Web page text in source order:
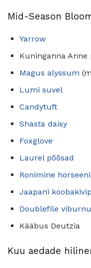
Mid-Season
Yarrow
Kuninganna Anne
Magus alyssum
Lumi suvel
Candytuft
Shasta daisy
Foxglove
Laurel põõsad
Ronimine
Jaapani
Doublefile
Kääbus Deutzia
Kuu aedade